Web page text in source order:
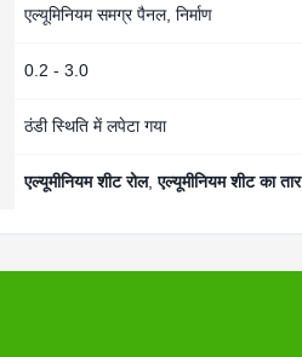
एल्यूमिनियम समग्र पैनल, निर्माण
0.2 - 3.0
ठंडी स्थिति में लपेटा गया
एल्यूमीनियम शीट रोल,एल्यूमीनियम शीट का तार